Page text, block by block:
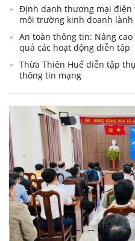
Định danh thương mại điện
môi trường kinh doanh lành
An toàn thông tin: Nâng
quả các hoạt động diễn tập
Thừa Thiên Huế diễn tập
thông tin mạng